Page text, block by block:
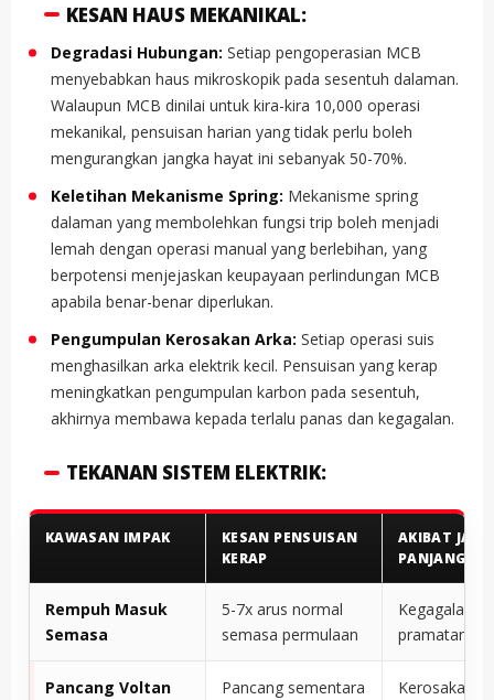
KESAN HAUS MEKANIKAL:
Degradasi Hubungan: Setiap pengoperasian MCB
menyebabkan haus mikroskopik pada sesentuh dalaman.
Walaupun MCB dinilai untuk kira-kira 10,000 operasi
mekanikal, pensuisan harian yang tidak perlu boleh
mengurangkan jangka hayat ini sebanyak 50-70%.
Keletihan Mekanisme Spring: Mekanisme spring
dalaman yang membolehkan fungsi trip boleh menjadi
lemah dengan operasi manual yang berlebihan, yang
berpotensi menjejaskan keupayaan perlindungan MCB
apabila benar-benar diperlukan.
Pengumpulan Kerosakan Arka: Setiap operasi suis
menghasilkan arka elektrik kecil. Pensuisan yang kerap
meningkatkan pengumpulan karbon pada sesentuh,
akhirnya membawa kepada terlalu panas dan kegagalan.
TEKANAN SISTEM ELEKTRIK:
KAWASAN IMPAK
KESAN PENSUISAN
KERAP
AKIBAT
PANJANG
Rempuh Masuk
Semasa
5-7x arus normal
semasa permulaan
Kegagalan
pramatang
Pancang Voltan
Pancang sementara
Kerosakan